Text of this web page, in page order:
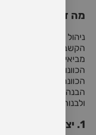
מה זה אומר לנהל
ניהול שיחה מודעת
הקשבה, ושליטה
מביאים לשיחה לא רק
הכוונות, הרגשות,
הכוונה היא לצאת
הבנה עמוקה יותר של
ולבנות פתרון משותף
1. יצירת מרחב בטוח